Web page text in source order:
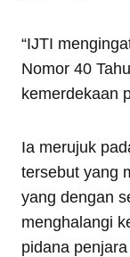
“IJTI
Nomor 40
kemerdekaan
Ia merujuk
tersebut yang
yang dengan
menghalangi
pidana